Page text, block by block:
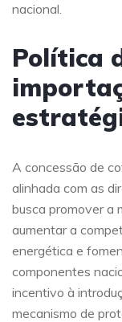
nacional.
Política
A concessão de
alinhada com as
busca promover a
aumentar a
energética e
componentes
incentivo à
mecanismo de